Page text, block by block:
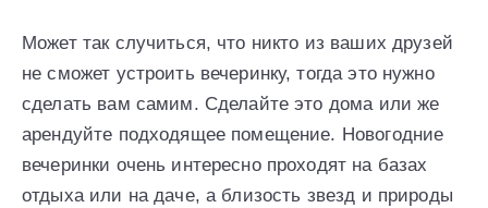
Может так случиться, что никто из ваших друзей
не сможет устроить вечеринку, тогда это нужно
сделать вам самим. Сделайте это дома или же
арендуйте подходящее помещение. Новогодние
вечеринки очень интересно проходят на базах
отдыха или на даче, а близость звезд и природы